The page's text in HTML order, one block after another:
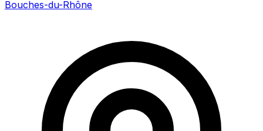
Bouches-du-Rhône